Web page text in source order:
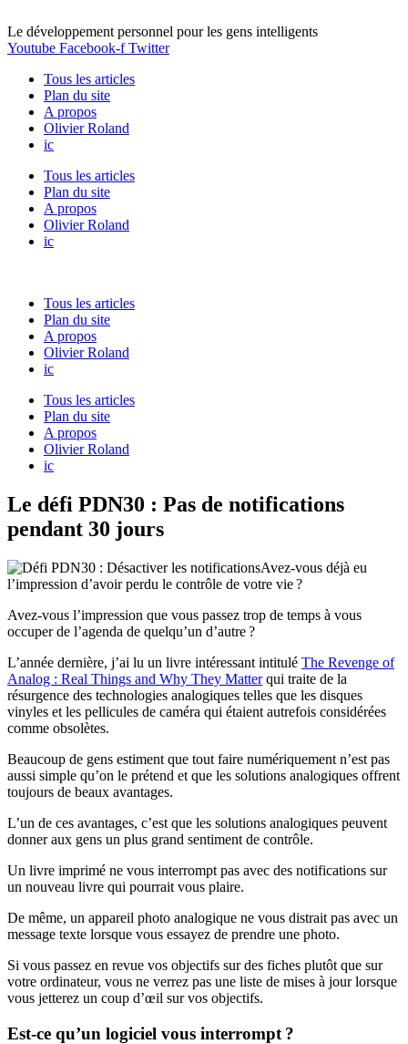
Le développement personnel pour les gens intelligents
Youtube Facebook-f Twitter
Tous les articles
Plan du site
A propos
Olivier Roland
ic
Tous les articles
Plan du site
A propos
Olivier Roland
ic
Tous les articles
Plan du site
A propos
Olivier Roland
ic
Tous les articles
Plan du site
A propos
Olivier Roland
ic
Le défi PDN30 : Pas de notifications
pendant 30 jours
Avez-vous déjà eu
l’impression d’avoir perdu le contrôle de votre vie ?
Avez-vous l’impression que vous passez trop de temps à vous
occuper de l’agenda de quelqu’un d’autre ?
L’année dernière, j’ai lu un livre intéressant intitulé The Revenge of
Analog : Real Things and Why They Matterqui traite de la
résurgence des technologies analogiques telles que les disques
vinyles et les pellicules de caméra qui étaient autrefois considérées
comme obsolètes.
Beaucoup de gens estiment que tout faire numériquement n’est pas
aussi simple qu’on le prétend et que les solutions analogiques offrent
toujours de beaux avantages.
L’un de ces avantages, c’est que les solutions analogiques peuvent
donner aux gens un plus grand sentiment de contrôle.
Un livre imprimé ne vous interrompt pas avec des notifications sur
un nouveau livre qui pourrait vous plaire.
De même, un appareil photo analogique ne vous distrait pas avec un
message texte lorsque vous essayez de prendre une photo.
Si vous passez en revue vos objectifs sur des fiches plutôt que sur
votre ordinateur, vous ne verrez pas une liste de mises à jour lorsque
vous jetterez un coup d’œil sur vos objectifs.
Est-ce qu’un logiciel vous interrompt ?